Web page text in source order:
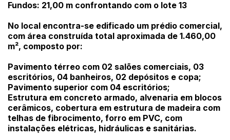
Fundos: 21,00 m confrontando com o lote 13
No local encontra-se edificado um prédio comercial,
com área construída total aproximada de 1.460,00
m², composto por:
Pavimento térreo com 02 salões comerciais, 03
escritórios, 04 banheiros, 02 depósitos e copa;
Pavimento superior com 04 escritórios;
Estrutura em concreto armado, alvenaria em blocos
cerâmicos, cobertura em estrutura de madeira com
telhas de fibrocimento, forro em PVC, com
instalações elétricas, hidráulicas e sanitárias.